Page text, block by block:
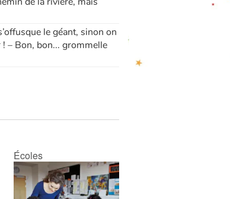
le géant, sinon on
– Bon, bon... grommelle
Écoles